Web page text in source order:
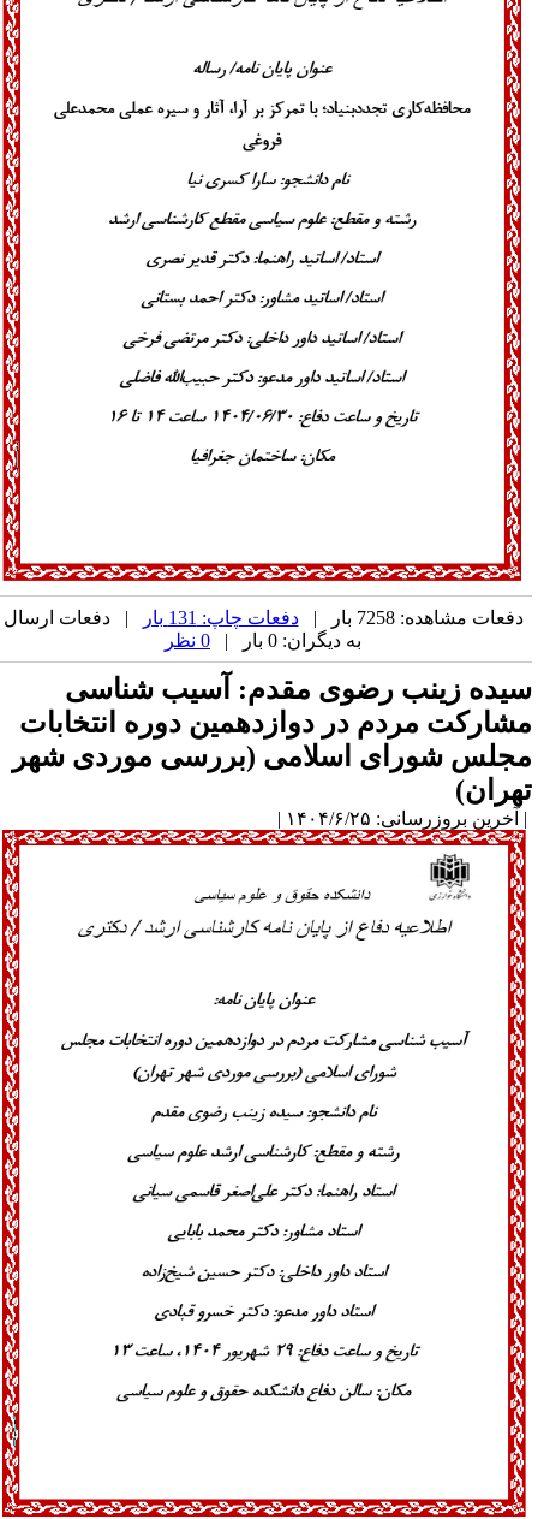
دفعات مشاهده: 7258 بار | دفعات چاپ: 131 بار
| دفعات ارسال
به دیگران: 0 بار |
زینب رضوی مقدم: آسیب شناسی
مردم در دوازدهمین دوره انتخابات
شورای اسلامی (بررسی موردی شهر
بروزرسانی: ۱۴۰۴/۶/۲۵ |